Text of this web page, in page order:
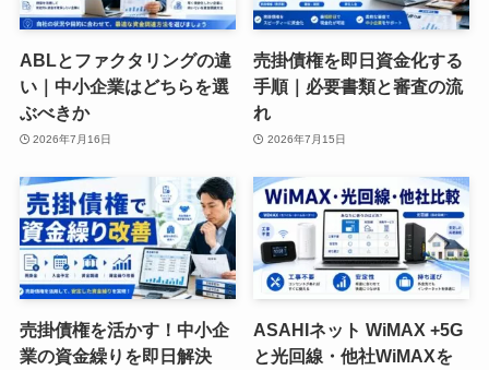
ABLとファクタリングの違
い｜中小企業はどちらを選
ぶべきか
2026年7月16日
売掛債権を即日資金化する
手順｜必要書類と審査の流
れ
2026年7月15日
売掛債権を活かす！中小企
業の資金繰りを即日解決
ASAHIネット WiMAX +5G
と光回線・他社WiMAXを